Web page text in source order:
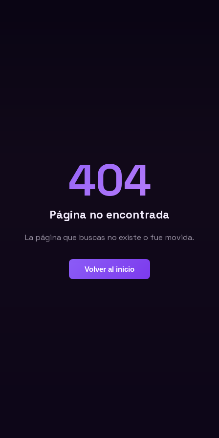
404
Página no encontrada
La página que buscas no existe o fue movida.
Volver al inicio